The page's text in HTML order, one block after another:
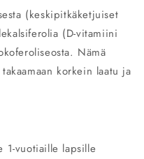
(keskipitkäketjuiset
(D-vitamiini
Nämä
korkein laatu ja
1-vuotiaille lapsille